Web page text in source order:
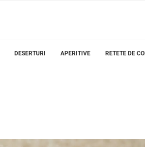
DESERTURI APERITIVE RETETE DE